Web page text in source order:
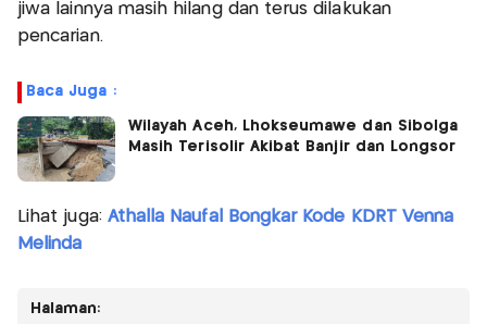
jiwa lainnya masih hilang dan terus dilakukan
pencarian.
Baca Juga :
Wilayah Aceh, Lhokseumawe dan Sibolga
Masih Terisolir Akibat Banjir dan Longsor
Lihat juga: Athalla Naufal Bongkar Kode KDRT Venna
Melinda
Halaman: